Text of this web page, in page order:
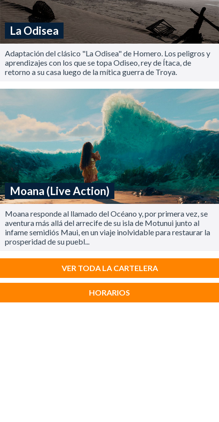
La Odisea
Adaptación del clásico "La Odisea" de Homero. Los peligros y
aprendizajes con los que se topa Odiseo, rey de Ítaca, de
retorno a su casa luego de la mítica guerra de Troya.
Moana (Live Action)
Moana responde al llamado del Océano y, por primera vez, se
aventura más allá del arrecife de su isla de Motunui junto al
infame semidiós Maui, en un viaje inolvidable para restaurar la
prosperidad de su puebl...
VER TODA LA CARTELERA
HORARIOS